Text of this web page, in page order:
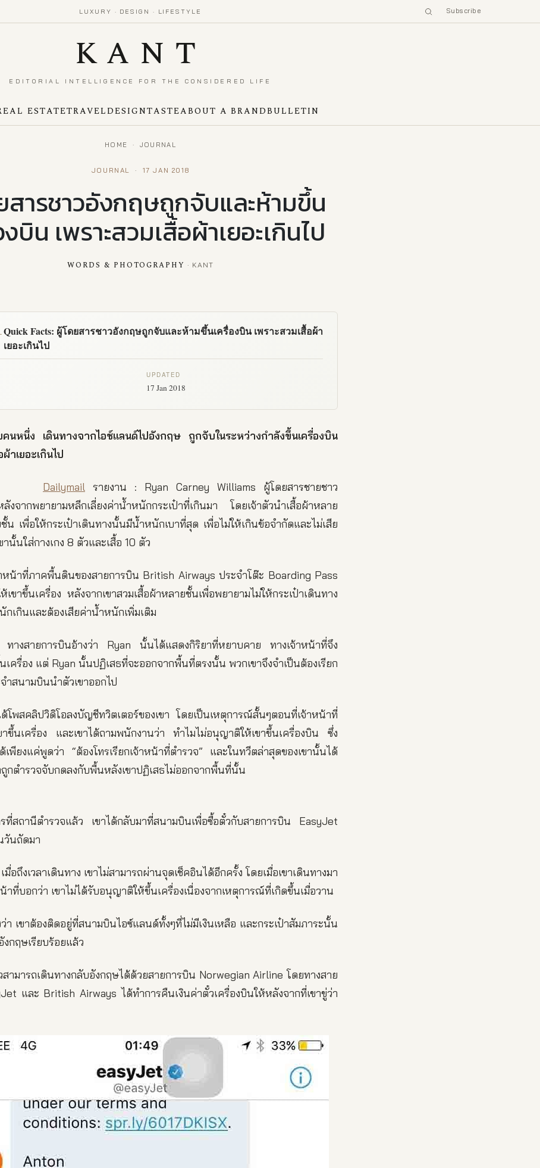
LUXURY · DESIGN · LIFESTYLE Subscribe
KANT
EDITORIAL INTELLIGENCE FOR THE CONSIDERED LIFE
ESTATETRAVELDESIGNTASTEABOUT A BRANDBULLETIN
HOME · JOURNAL
JOURNAL · 17 JAN 2018
สารชาวอังกฤษถูกจับและห้ามขึ้น
บิน เพราะสวมเสื้อผ้าเยอะเกินไป
WORDS & PHOTOGRAPHY · KANT
Quick Facts: ผู้โดยสารชาวอังกฤษถูกจับและห้ามขึ้นเครื่องบิน เพราะสวมเสื้อผ้า
เยอะเกินไป
UPDATED
17 Jan 2018
คนหนึ่ง เดินทางจากไอซ์แลนด์ไปอังกฤษ ถูกจับในระหว่างกำลังขึ้นเครื่องบิน
าเยอะเกินไป
Dailymail รายงาน : Ryan Carney Williams ผู้โดยสารชายชาว
งจากพยายามหลีกเลี่ยงค่าน้ำหนักกระเป๋าที่เกินมา โดยเจ้าตัวนำเสื้อผ้าหลาย
น เพื่อให้กระเป๋าเดินทางนั้นมีน้ำหนักเบาที่สุด เพื่อไม่ให้เกินข้อจำกัดและไม่เสีย
านั้นใส่กางเกง 8 ตัวและเสื้อ 10 ตัว
าหน้าที่ภาคพื้นดินของสายการบิน British Airways ประจำโต๊ะ Boarding Pass
เขาขึ้นเครื่อง หลังจากเขาสวมเสื้อผ้าหลายชั้นเพื่อพยายามไม่ให้กระเป๋าเดินทาง
กเกินและต้องเสียค่าน้ำหนักเพิ่มเติม
ทางสายการบินอ้างว่า Ryan นั้นได้แสดงกิริยาที่หยาบคาย ทางเจ้าหน้าที่จึง
เครื่อง แต่ Ryan นั้นปฏิเสธที่จะออกจากพื้นที่ตรงนั้น พวกเขาจึงจำเป็นต้องเรียก
ำสนามบินนำตัวเขาออกไป
โพสคลิปวิดิโอลงบัญชีทวิตเตอร์ของเขา โดยเป็นเหตุการณ์สั้นๆตอนที่เจ้าหน้าที่
าขึ้นเครื่อง และเขาได้ถามพนักงานว่า ทำไมไม่อนุญาติให้เขาขึ้นเครื่องบิน ซึ่ง
พียงแค่พูดว่า “ต้องโทรเรียกเจ้าหน้าที่ตำรวจ” และในทวีตล่าสุดของเขานั้นได้
ถูกตำรวจจับกดลงกับพื้นหลังเขาปฏิเสธไม่ออกจากพื้นที่นั้น
ที่สถานีตำรวจแล้ว เขาได้กลับมาที่สนามบินเพื่อซื้อตั๋วกับสายการบิน EasyJet
วันถัดมา
มื่อถึงเวลาเดินทาง เขาไม่สามารถผ่านจุดเช็คอินได้อีกครั้ง โดยเมื่อเขาเดินทางมา
าที่บอกว่า เขาไม่ได้รับอนุญาติให้ขึ้นเครื่องเนื่องจากเหตุการณ์ที่เกิดขึ้นเมื่อวาน
ว่า เขาต้องติดอยู่ที่สนามบินไอซ์แลนด์ทั้งๆที่ไม่มีเงินเหลือ และกระเป๋าสัมภาระนั้น
งกฤษเรียบร้อยแล้ว
สามารถเดินทางกลับอังกฤษได้ด้วยสายการบิน Norwegian Airline โดยทางสาย
และ British Airways ได้ทำการคืนเงินค่าตั๋วเครื่องบินให้หลังจากที่เขาขู่ว่า